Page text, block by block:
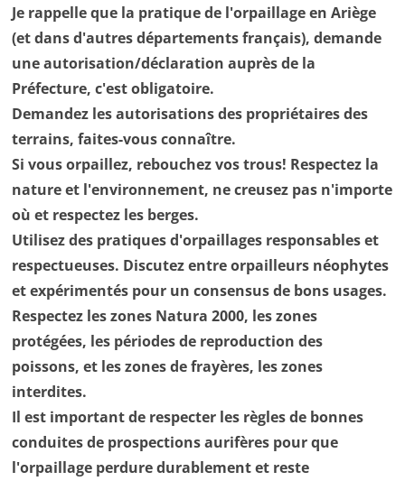
Je rappelle que la pratique de l'orpaillage en Ariège
(et dans d'autres départements français), demande
une autorisation/déclaration auprès de la
Préfecture, c'est obligatoire.
Demandez les autorisations des propriétaires des
terrains, faites-vous connaître.
Si vous orpaillez, rebouchez vos trous! Respectez la
nature et l'environnement, ne creusez pas n'importe
où et respectez les berges.
Utilisez des pratiques d'orpaillages responsables et
respectueuses. Discutez entre orpailleurs néophytes
et expérimentés pour un consensus de bons usages.
Respectez les zones Natura 2000, les zones
protégées, les périodes de reproduction des
poissons, et les zones de frayères, les zones
interdites.
Il est important de respecter les règles de bonnes
conduites de prospections aurifères pour que
l'orpaillage perdure durablement et reste